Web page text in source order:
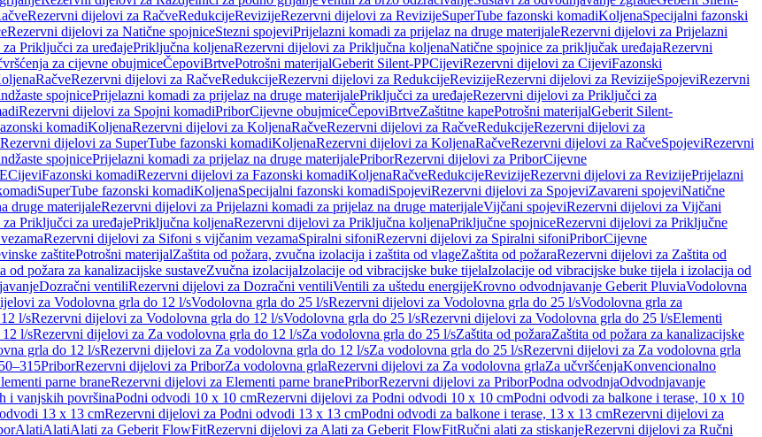
Rezervni dijelovi za RačveRedukcijeRevizijeRezervni dijelovi za RevizijeSuperTube fazonski komadiKoljenaSpecijalni fazonski
Rezervni dijelovi za Natične spojniceStezni spojeviPrijelazni komadi za prijelaz na druge materijaleRezervni dijelovi za Prijelazni
Priključci za uređajePriključna koljenaRezervni dijelovi za Priključna koljenaNatične spojnice za priključak uređajaRezervni
za cijevne obujmiceČepoviBrtvePotrošni materijalGeberit Silent-PPCijeviRezervni dijelovi za CijeviFazonski
RačveRezervni dijelovi za RačveRedukcijeRezervni dijelovi za RedukcijeRevizijeRezervni dijelovi za RevizijeSpojeviRezervni
spojnicePrijelazni komadi za prijelaz na druge materijalePriključci za uređajeRezervni dijelovi za Priključci za
Rezervni dijelovi za Spojni komadiPriborCijevne obujmiceČepoviBrtveZaštitne kapePotrošni materijalGeberit Silent-
komadiKoljenaRezervni dijelovi za KoljenaRačveRezervni dijelovi za RačveRedukcijeRezervni dijelovi za
Rezervni dijelovi za SuperTube fazonski komadiKoljenaRezervni dijelovi za KoljenaRačveRezervni dijelovi za RačveSpojeviRezervni
spojnicePrijelazni komadi za prijelaz na druge materijalePriborRezervni dijelovi za PriborCijevne
CijeviFazonski komadiRezervni dijelovi za Fazonski komadiKoljenaRačveRedukcijeRevizijeRezervni dijelovi za RevizijePrijelazni
SuperTube fazonski komadiKoljenaSpecijalni fazonski komadiSpojeviRezervni dijelovi za SpojeviZavareni spojeviNatične
druge materijaleRezervni dijelovi za Prijelazni komadi za prijelaz na druge materijaleVijčani spojeviRezervni dijelovi za Vijčani
Priključci za uređajePriključna koljenaRezervni dijelovi za Priključna koljenaPriključne spojniceRezervni dijelovi za Priključne
Rezervni dijelovi za Sifoni s vijčanim vezamaSpiralni sifoniRezervni dijelovi za Spiralni sifoniPriborCijevne
zaštitePotrošni materijalZaštita od požara, zvučna izolacija i zaštita od vlageZaštita od požaraRezervni dijelovi za Zaštita od
od požara za kanalizacijske sustaveZvučna izolacijaIzolacije od vibracijske buke tijelaIzolacije od vibracijske buke tijela i izolacija od
Dozračni ventiliRezervni dijelovi za Dozračni ventiliVentili za uštedu energijeKrovno odvodnjavanje Geberit PluviaVodolovna
za Vodolovna grla do 12 l/sVodolovna grla do 25 l/sRezervni dijelovi za Vodolovna grla do 25 l/sVodolovna grla za
l/sRezervni dijelovi za Vodolovna grla do 12 l/sVodolovna grla do 25 l/sRezervni dijelovi za Vodolovna grla do 25 l/sElementi
l/sRezervni dijelovi za Za vodolovna grla do 12 l/sZa vodolovna grla do 25 l/sZaštita od požaraZaštita od požara za kanalizacijske
grla do 12 l/sRezervni dijelovi za Za vodolovna grla do 12 l/sZa vodolovna grla do 25 l/sRezervni dijelovi za Za vodolovna grla
PriborRezervni dijelovi za PriborZa vodolovna grlaRezervni dijelovi za Za vodolovna grlaZa učvršćenjaKonvencionalno
parne braneRezervni dijelovi za Elementi parne branePriborRezervni dijelovi za PriborPodna odvodnjaOdvodnjavanje
i vanjskih površinaPodni odvodi 10 x 10 cmRezervni dijelovi za Podni odvodi 10 x 10 cmPodni odvodi za balkone i terase, 10 x 10
13 x 13 cmRezervni dijelovi za Podni odvodi 13 x 13 cmPodni odvodi za balkone i terase, 13 x 13 cmRezervni dijelovi za
AlatiAlatiAlati za Geberit FlowFitRezervni dijelovi za Alati za Geberit FlowFitRučni alati za stiskanjeRezervni dijelovi za Ručni